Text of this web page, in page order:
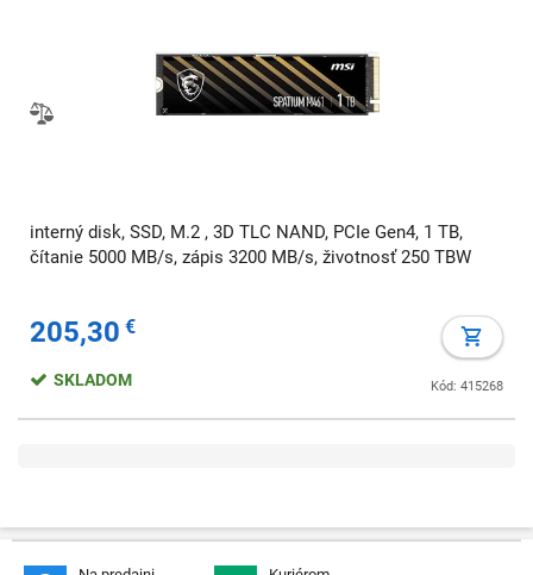
interný disk, SSD, M.2 , 3D TLC NAND, PCIe Gen4, 1 TB,
čítanie 5000 MB/s, zápis 3200 MB/s, životnosť 250 TBW
205,30 €
Kód: 415268
SKLADOM